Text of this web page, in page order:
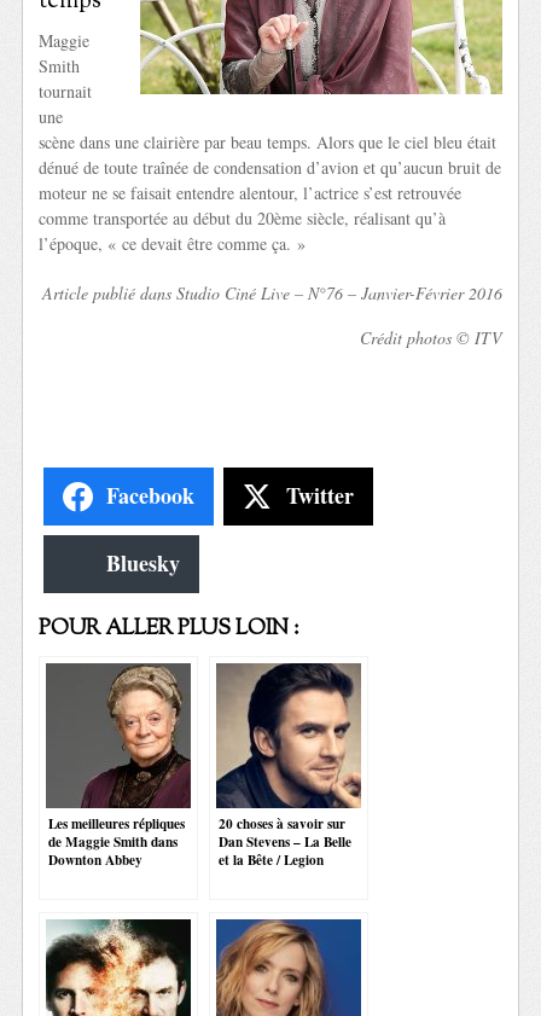
Maggie
Smith
tournait
une
scène dans une clairière par beau temps. Alors que le ciel bleu était
dénué de toute traînée de condensation d’avion et qu’aucun bruit de
moteur ne se faisait entendre alentour, l’actrice s’est retrouvée
comme transportée au début du 20ème siècle, réalisant qu’à
l’époque, « ce devait être comme ça. »
Article publié dans Studio Ciné Live – N°76 – Janvier-Février 2016
Crédit photos © ITV
Facebook Twitter
Bluesky
POUR ALLER PLUS LOIN :
Les meilleures répliques
de Maggie Smith dans
Downton Abbey
20 choses à savoir sur
Dan Stevens – La Belle
et la Bête / Legion